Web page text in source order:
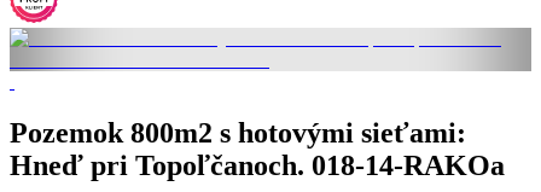
Pozemok 800m2 s hotovými sieťami:
Hneď pri Topoľčanoch. 018-14-RAKOa